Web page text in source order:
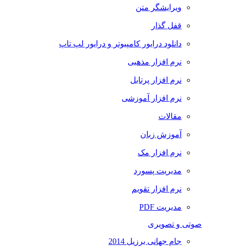
ویرایشگر متن
قفل گذار
دانلود درایور کامپیوتر و درایور لپ تاپ
نرم افزار مذهبی
نرم افزار پرتابل
نرم افزار آموزشی
مقالات
آموزش زبان
نرم افزار مک
مدیریت پسورد
نرم افزار تقویم
مدیریت PDF
صوتی و تصویری
جام جهانی برزیل 2014